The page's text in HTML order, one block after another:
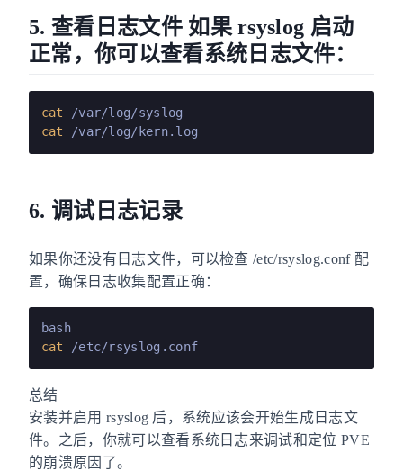
5. 查看日志文件 如果 rsyslog 启动
正常，你可以查看系统日志文件：
cat
cat
6. 调试日志记录
如果你还没有日志文件，可以检查 /etc/rsyslog.conf 配
置，确保日志收集配置正确：
bash
cat
总结
安装并启用 rsyslog 后，系统应该会开始生成日志文
件。之后，你就可以查看系统日志来调试和定位 PVE
的崩溃原因了。